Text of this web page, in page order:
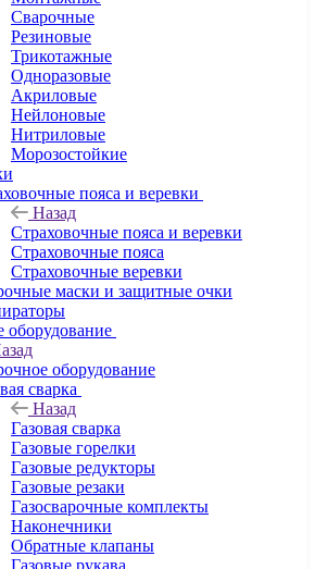
Сварочные
Резиновые
Трикотажные
Одноразовые
Акриловые
Нейлоновые
Нитриловые
Морозостойкие
пояса и веревки
Назад
Страховочные пояса и веревки
Страховочные пояса
Страховочные веревки
маски и защитные очки
оборудование
оборудование
сварка
Назад
Газовая сварка
Газовые горелки
Газовые редукторы
Газовые резаки
Газосварочные комплекты
Наконечники
Обратные клапаны
Газовые рукава